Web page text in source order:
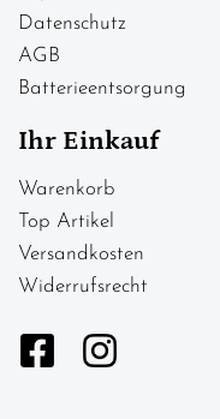
Datenschutz
AGB
Batterieentsorgung
Ihr Einkauf
Warenkorb
Top Artikel
Versandkosten
Widerrufsrecht